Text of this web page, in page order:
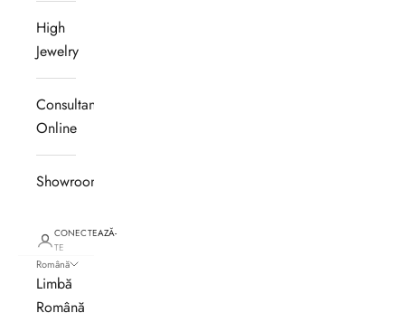
High
Jewelry
Consultanță
Online
Showroom
CONECTEAZĂ-
TE
Română
Limbă
Română